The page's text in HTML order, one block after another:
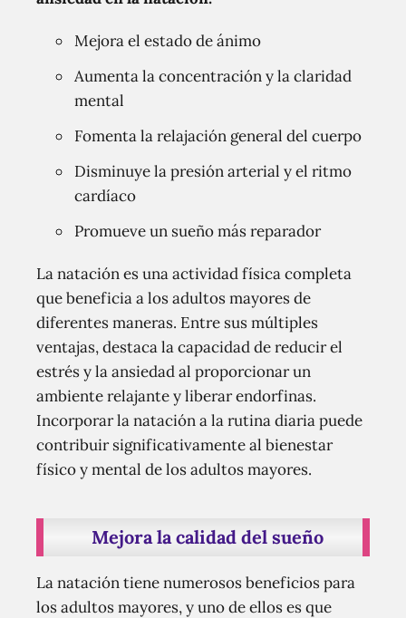
Mejora el estado de ánimo
Aumenta la concentración y la claridad
mental
Fomenta la relajación general del cuerpo
Disminuye la presión arterial y el ritmo
cardíaco
Promueve un sueño más reparador
La natación es una actividad física completa
que beneficia a los adultos mayores de
diferentes maneras. Entre sus múltiples
ventajas, destaca la capacidad de reducir el
estrés y la ansiedad al proporcionar un
ambiente relajante y liberar endorfinas.
Incorporar la natación a la rutina diaria puede
contribuir significativamente al bienestar
físico y mental de los adultos mayores.
Mejora la calidad del sueño
La natación tiene numerosos beneficios para
los adultos mayores, y uno de ellos es que